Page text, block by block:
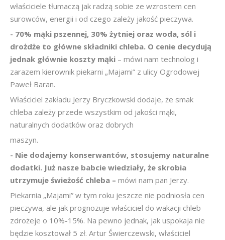
właściciele tłumaczą jak radzą sobie ze wzrostem cen
surowców, energii i od czego zależy jakość pieczywa.
- 70% mąki pszennej, 30% żytniej oraz woda, sól i
drożdże to główne składniki chleba. O cenie decydują
jednak głównie koszty mąki – mówi nam technolog i
zarazem kierownik piekarni „Majami” z ulicy Ogrodowej
Paweł Baran.
Właściciel zakładu Jerzy Bryczkowski dodaje, że smak
chleba zależy przede wszystkim od jakości mąki,
naturalnych dodatków oraz dobrych
maszyn.
- Nie dodajemy konserwantów, stosujemy naturalne
dodatki. Już nasze babcie wiedziały, że skrobia
utrzymuje świeżość chleba – mówi nam pan Jerzy.
Piekarnia „Majami” w tym roku jeszcze nie podniosła cen
pieczywa, ale jak prognozuje właściciel do wakacji chleb
zdrożeje o 10%-15%. Na pewno jednak, jak uspokaja nie
będzie kosztował 5 zł. Artur Świerczewski, właściciel